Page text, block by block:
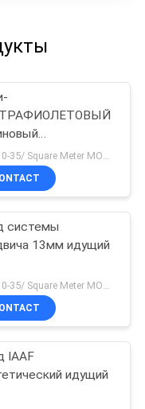
след
US $10-35/ Square Meter MOQ:/
системы
13мм идущий
IAAF
идущий